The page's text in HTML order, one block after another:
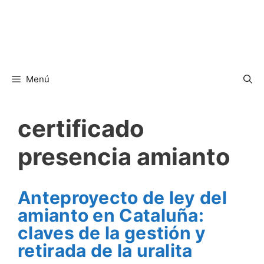
Menú
certificado
presencia amianto
Anteproyecto de ley del
amianto en Cataluña:
claves de la gestión y
retirada de la uralita